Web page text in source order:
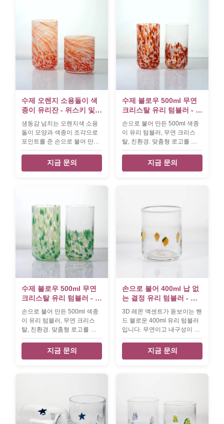
engrave,it's an good gift for
brands whisky promotion.
Product Name inlaid eyes
crystal whiskey glass Style
new small mouth glass cup
Brand OEM Colour clear
Place of Product Shanxi
Province,China Innner pack 4
or
수제 오렌지 소용돌이 색
종이 유리잔 - 위스키 및
칵테일용 장인 제작 음료
잔
생동감 넘치는 오렌지색 소용
돌이 모양과 색종이 조각으로
포인트를 준 손으로 불어 만든
장인의 유리입니다. 위스키, 칵
테일 또는 물에 적합한 독특하
고 내구성이 뛰어난 유리잔입
지금 문의
수제 블로우 500ml 무연
크리스탈 유리 텀블러 - 위
스키 및 주스용 아티잔 드
링킹 글라스
손으로 불어 만든 500ml 색종
이 유리 텀블러, 무연 크리스
탈, 친환경. 맞춤형 로고를 사
용할 수 있습니다. MOQ
1000pcs, 7일 안에 샘플. 집,
바, 호텔 사용에 적합합니다.
지금 문의
수제 블로우 500ml 무연
크리스탈 유리 텀블러 - 위
스키 및 주스용 아티잔 드
링킹 글라스
손으로 불어 만든 500ml 색종
이 유리 텀블러, 무연 크리스
탈, 친환경. 맞춤형 로고를 사
용할 수 있습니다. MOQ
1000pcs, 7일 안에 샘플. 집,
바, 호텔 사용에 적합합니다.
지금 문의
손으로 불어 400ml 납 없
는 결정 유리 텀블러 - 유
스와 커피를 위한 다재다
능한 위스키 유리
3D 레몬 액센트가 돋보이는 핸
드 블로운 400ml 유리 텀블러
입니다. 무연이고 내구성이 뛰
어나며 식기세척기 사용이 가
능합니다. 가정, 레스토랑 또는
호텔에서 사용하기에 이상적
지금 문의